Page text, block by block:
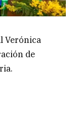
Verónica
de